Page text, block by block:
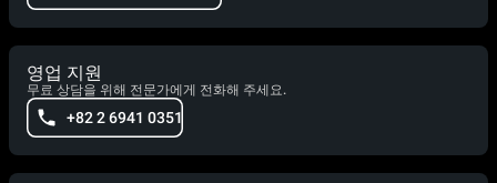
영업 지원
무료 상담을 위해 전문가에게 전화해 주세요.
+82 2 6941 0351